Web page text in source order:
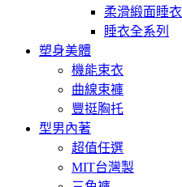
柔滑緞面睡衣
睡衣全系列
塑身美體
機能束衣
曲線束褲
豐挺胸托
型男內著
超值任選
MIT台灣製